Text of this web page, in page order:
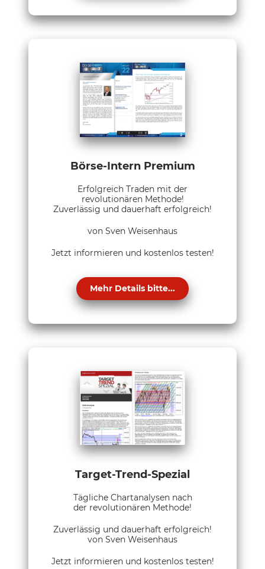
Börse-Intern Premium
Erfolgreich Traden mit der
revolutionären Methode!
Zuverlässig und dauerhaft erfolgreich!
von Sven Weisenhaus
Jetzt informieren und kostenlos testen!
Mehr Details bitte...
Target-Trend-Spezial
Tägliche Chartanalysen nach
der revolutionären Methode!
Zuverlässig und dauerhaft erfolgreich!
von Sven Weisenhaus
Jetzt informieren und kostenlos testen!